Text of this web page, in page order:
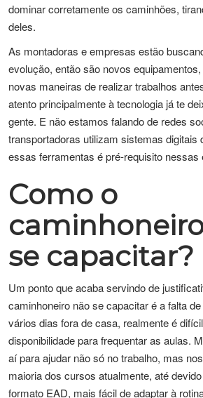
dominar corretamente os caminhões,
deles.
As montadoras e empresas estão
evolução, então são novos
novas maneiras de realizar trabalhos
atento principalmente à tecnologia já te
gente. E não estamos falando de redes
transportadoras utilizam sistemas digitais
essas ferramentas é pré-requisito nessas
Como o
se capacitar?
Um ponto que acaba servindo de
caminhoneiro não se capacitar é a falta
vários dias fora de casa, realmente é
disponibilidade para frequentar as aulas.
aí para ajudar não só no trabalho, mas
maioria dos cursos atualmente, até
formato EAD, mais fácil de adaptar à